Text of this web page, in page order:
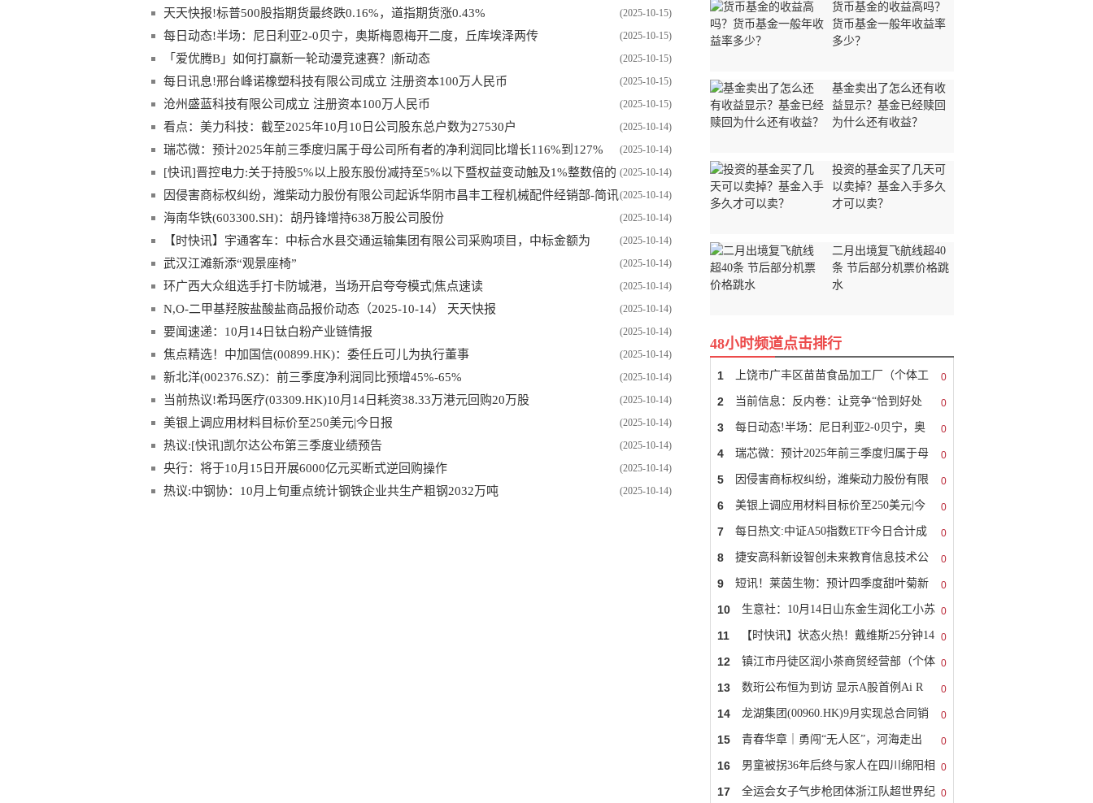
(2025-10-15)
天天快报!标普500股指期货最终跌0.16%，道指期货涨0.43%
(2025-10-15)
每日动态!半场：尼日利亚2-0贝宁，奥斯梅恩梅开二度，丘库埃泽两传
(2025-10-15)
「爱优腾B」如何打赢新一轮动漫竞速赛？|新动态
(2025-10-15)
每日讯息!邢台峰诺橡塑科技有限公司成立 注册资本100万人民币
(2025-10-15)
沧州盛蓝科技有限公司成立 注册资本100万人民币
(2025-10-14)
看点：美力科技：截至2025年10月10日公司股东总户数为27530户
(2025-10-14)
瑞芯微：预计2025年前三季度归属于母公司所有者的净利润同比增长116%到127%
(2025-10-14)
[快讯]晋控电力:关于持股5%以上股东股份减持至5%以下暨权益变动触及1%整数倍的
提示性
(2025-10-14)
因侵害商标权纠纷，潍柴动力股份有限公司起诉华阴市昌丰工程机械配件经销部-简讯
(2025-10-14)
海南华铁(603300.SH)：胡丹锋增持638万股公司股份
(2025-10-14)
【时快讯】宇通客车：中标合水县交通运输集团有限公司采购项目，中标金额为
153.00万元
(2025-10-14)
武汉江滩新添“观景座椅”
(2025-10-14)
环广西大众组选手打卡防城港，当场开启夸夸模式|焦点速读
(2025-10-14)
N,O-二甲基羟胺盐酸盐商品报价动态（2025-10-14） 天天快报
(2025-10-14)
要闻速递：10月14日钛白粉产业链情报
(2025-10-14)
焦点精选！中加国信(00899.HK)：委任丘可儿为执行董事
(2025-10-14)
新北洋(002376.SZ)：前三季度净利润同比预增45%-65%
(2025-10-14)
当前热议!希玛医疗(03309.HK)10月14日耗资38.33万港元回购20万股
(2025-10-14)
美银上调应用材料目标价至250美元|今日报
(2025-10-14)
热议:[快讯]凯尔达公布第三季度业绩预告
(2025-10-14)
央行：将于10月15日开展6000亿元买断式逆回购操作
(2025-10-14)
热议:中钢协：10月上旬重点统计钢铁企业共生产粗钢2032万吨
货币基金的收益高吗？
货币基金一般年收益率
多少？
基金卖出了怎么还有收
益显示？基金已经赎回
为什么还有收益？
投资的基金买了几天可
以卖掉？基金入手多久
才可以卖？
二月出境复飞航线超40
条 节后部分机票价格跳
水
48小时频道点击排行
0
1 上饶市广丰区苗苗食品加工厂（个体工
0
2 当前信息：反内卷：让竞争“恰到好处
0
3 每日动态!半场：尼日利亚2-0贝宁，奥
0
4 瑞芯微：预计2025年前三季度归属于母
0
5 因侵害商标权纠纷，潍柴动力股份有限
0
6 美银上调应用材料目标价至250美元|今
0
7 每日热文:中证A50指数ETF今日合计成
0
8 捷安高科新设智创未来教育信息技术公
0
9 短讯！莱茵生物：预计四季度甜叶菊新
0
10 生意社：10月14日山东金生润化工小苏
0
11 【时快讯】状态火热！戴维斯25分钟14
0
12 镇江市丹徒区润小茶商贸经营部（个体
0
13 数珩公布恒为到访 显示A股首例Ai R
0
14 龙湖集团(00960.HK)9月实现总合同销
0
15 青春华章｜勇闯“无人区”，河海走出
0
16 男童被拐36年后终与家人在四川绵阳相
0
17 全运会女子气步枪团体浙江队超世界纪